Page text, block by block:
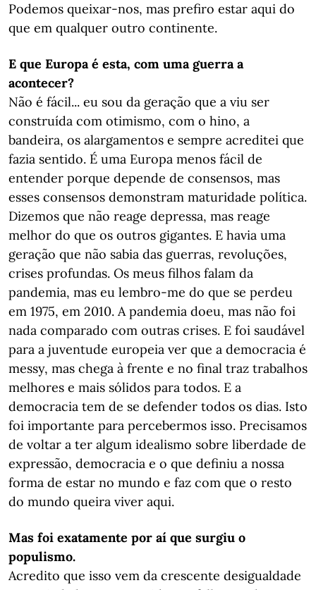
Podemos queixar-nos, mas prefiro estar aqui do
que em qualquer outro continente.
E que Europa é esta, com uma guerra a
acontecer?
Não é fácil... eu sou da geração que a viu ser
construída com otimismo, com o hino, a
bandeira, os alargamentos e sempre acreditei que
fazia sentido. É uma Europa menos fácil de
entender porque depende de consensos, mas
esses consensos demonstram maturidade política.
Dizemos que não reage depressa, mas reage
melhor do que os outros gigantes. E havia uma
geração que não sabia das guerras, revoluções,
crises profundas. Os meus filhos falam da
pandemia, mas eu lembro-me do que se perdeu
em 1975, em 2010. A pandemia doeu, mas não foi
nada comparado com outras crises. E foi saudável
para a juventude europeia ver que a democracia é
messy, mas chega à frente e no final traz trabalhos
melhores e mais sólidos para todos. E a
democracia tem de se defender todos os dias. Isto
foi importante para percebermos isso. Precisamos
de voltar a ter algum idealismo sobre liberdade de
expressão, democracia e o que definiu a nossa
forma de estar no mundo e faz com que o resto
do mundo queira viver aqui.
Mas foi exatamente por aí que surgiu o
populismo.
Acredito que isso vem da crescente desigualdade